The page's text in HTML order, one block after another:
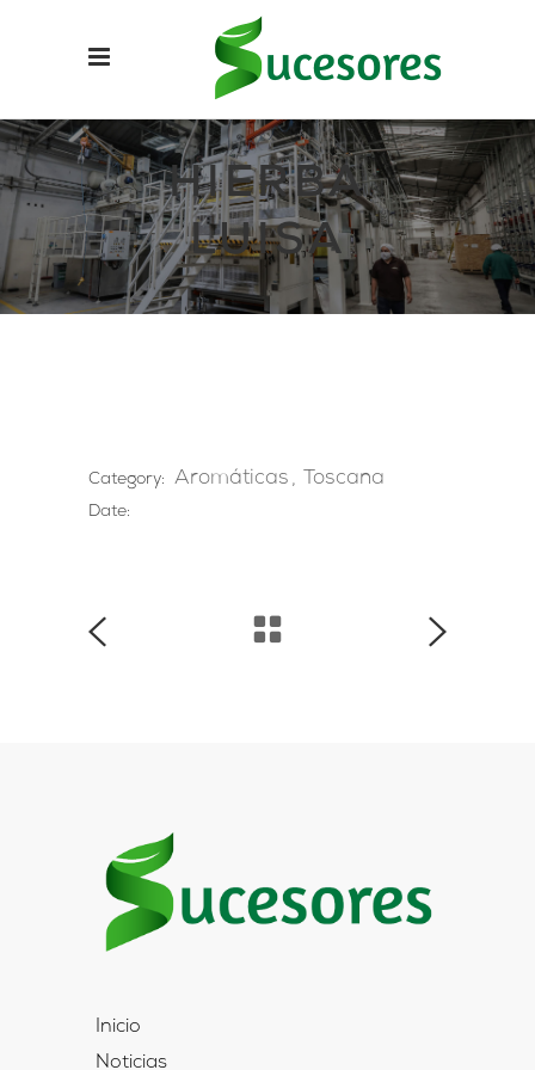
HIERBA
LUISA
Category: Aromáticas Toscana
Date:
Inicio
Noticias